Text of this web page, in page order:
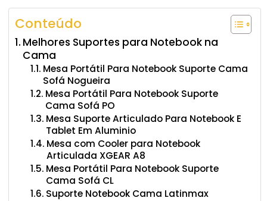
Conteúdo
Melhores Suportes para Notebook na
Cama
Mesa Portátil Para Notebook Suporte Cama
Sofá Nogueira
Mesa Portátil Para Notebook Suporte
Cama Sofá PO
Mesa Suporte Articulado Para Notebook E
Tablet Em Aluminio
Mesa com Cooler para Notebook
Articulada XGEAR A8
Mesa Portátil Para Notebook Suporte
Cama Sofá CL
Suporte Notebook Cama Latinmax